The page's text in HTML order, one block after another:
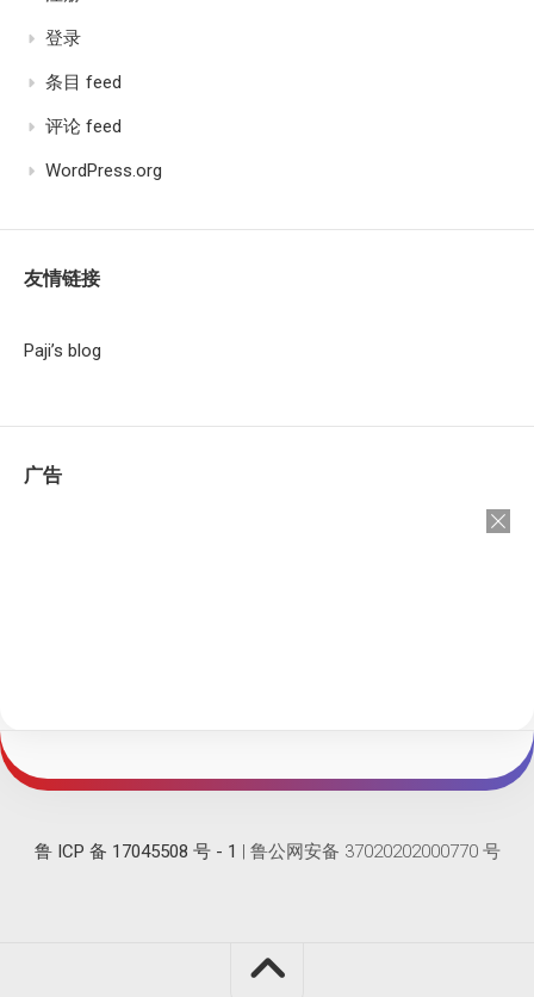
登录
条目 feed
评论 feed
WordPress.org
友情链接
Paji’s blog
广告
鲁 ICP 备 17045508 号 - 1 | 鲁公网安备 37020202000770 号